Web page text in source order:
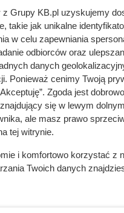
Grupy KB.pl uzyskujemy
takie jak unikalne
w celu zapewniania
odbiorców oraz
danych
Ponieważ cenimy Twoją
Zgoda jest
się w lewym
ale masz prawo
tej witrynie.
i komfortowo korzystać z
Twoich danych